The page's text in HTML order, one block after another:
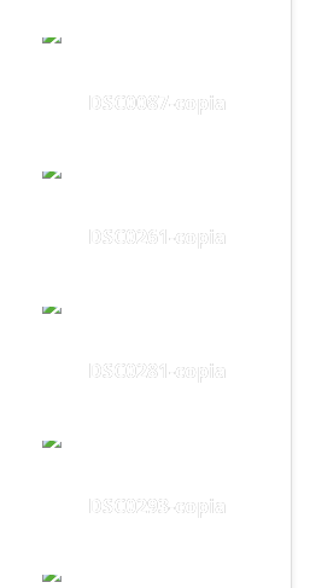
DSC0087-copia
DSC0261-copia
DSC0281-copia
DSC0293-copia